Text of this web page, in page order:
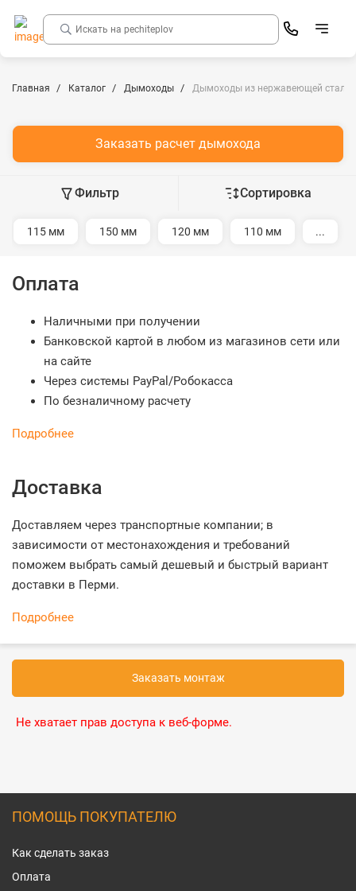
Главная Каталог Дымоходы Дымоходы из нержавеющей стали
Заказать расчет дымохода
Фильтр Сортировка
115 мм 150 мм 120 мм 110 мм ...
Оплата
Наличными при получении
Банковской картой в любом из магазинов сети или
на сайте
Через системы PayPal/Робокасса
По безналичному расчету
Подробнее
Доставка
Доставляем через транспортные компании; в
зависимости от местонахождения и требований
поможем выбрать самый дешевый и быстрый вариант
доставки в Перми.
Подробнее
Заказать монтаж
Не хватает прав доступа к веб-форме.
ПОМОЩЬ ПОКУПАТЕЛЮ
Как сделать заказ
Оплата